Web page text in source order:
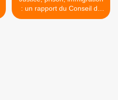
: un rapport du Conseil de
l'Europe accable la France